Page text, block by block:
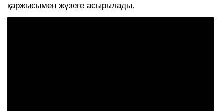
қаржысымен жүзеге асырылады.